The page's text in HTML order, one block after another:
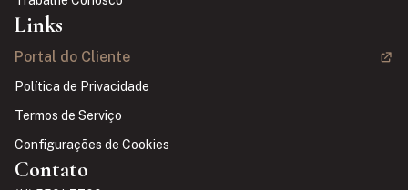
Links
Portal do Cliente
Política de Privacidade
Termos de Serviço
Configurações de Cookies
Contato